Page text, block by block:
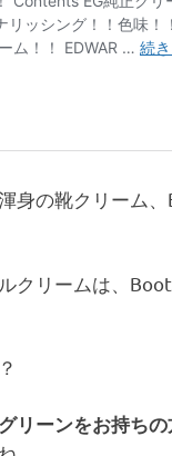
身の靴クリーム
クリームは、
リーンをお持ち